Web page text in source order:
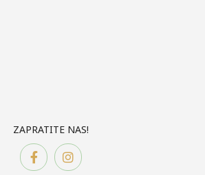
ZAPRATITE NAS!